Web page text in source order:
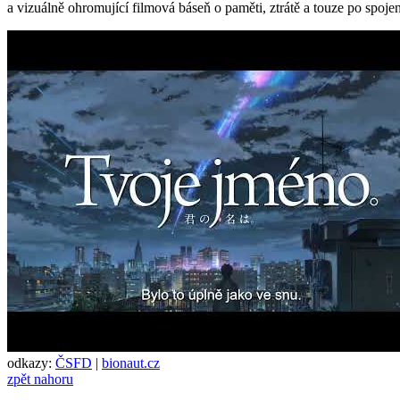
a vizuálně ohromující filmová báseň o paměti, ztrátě a touze po
odkazy: ČSFD | bionaut.cz
zpět nahoru